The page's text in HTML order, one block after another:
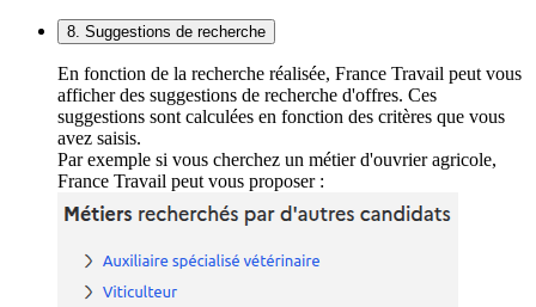
8. Suggestions de recherche
En fonction de la recherche réalisée, France Travail peut vous
afficher des suggestions de recherche d'offres. Ces
suggestions sont calculées en fonction des critères que vous
avez saisis.
Par exemple si vous cherchez un métier d'ouvrier agricole,
France Travail peut vous proposer :